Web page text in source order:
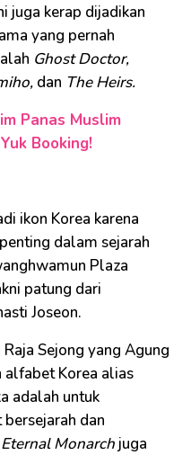
juga kerap dijadikan
yang pernah
Ghost Doctor,
dan The Heirs.
Panas Muslim
Booking!
ikon Korea karena
dalam sejarah
Plaza
patung dari
Joseon.
Sejong yang Agung
alfabet Korea alias
adalah untuk
dan
Monarch juga